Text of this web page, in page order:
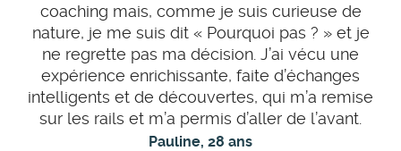
coaching mais, comme je suis curieuse de
nature, je me suis dit « Pourquoi pas ? » et je
ne regrette pas ma décision. J’ai vécu une
expérience enrichissante, faite d’échanges
intelligents et de découvertes, qui m’a remise
sur les rails et m’a permis d’aller de l’avant.
Pauline, 28 ans